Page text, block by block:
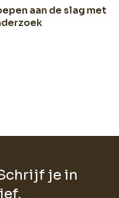
aan de slag met
je in